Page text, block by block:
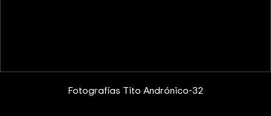
Fotografías Tito Andrónico-32